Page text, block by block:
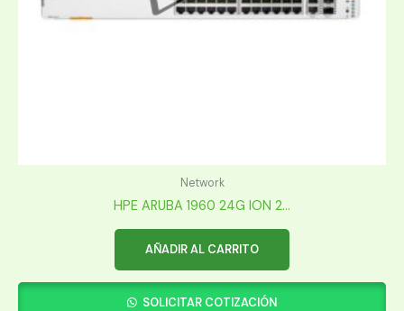
Network
HPE ARUBA 1960 24G ION 2...
AÑADIR AL CARRITO
SOLICITAR COTIZACIÓN